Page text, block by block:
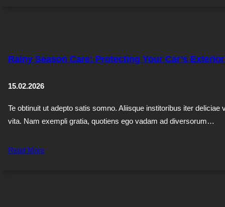
Rainy Season Care: Protecting Your Car’s Exterior
15.02.2026
Te obtinuit ut adepto satis somno. Aliisque institoribus iter deliciae
vita. Nam exempli gratia, quotiens ego vadam ad diversorum…
Read More